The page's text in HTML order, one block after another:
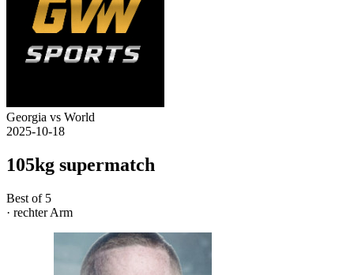
Georgia vs World
2025-10-18
105kg supermatch
Best of 5
· rechter Arm